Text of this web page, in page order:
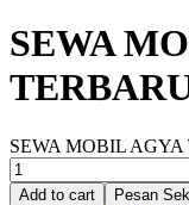
SEWA
SEWA MOBIL
Add to cart Pesan